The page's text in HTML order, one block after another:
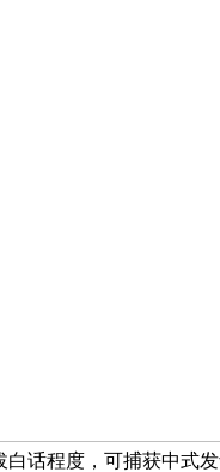
话程度，可捕获中式